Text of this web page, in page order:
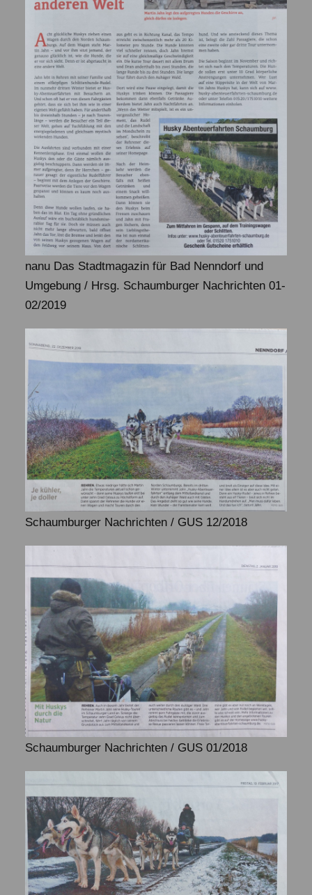
nanu Das Stadtmagazin für Bad Nenndorf und
Umgebung / Hrsg. Schaumburger Nachrichten 01-
02/2019
Schaumburger Nachrichten / GUS 12/2018
Schaumburger Nachrichten / GUS 01/2018